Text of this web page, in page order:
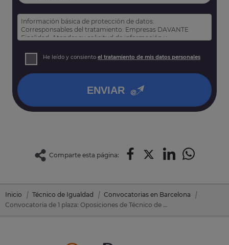
Información básica de protección de datos:
Corresponsables del tratamiento: Empresas DAVANTE
Finalidad: Atender su solicitud de información y
Derechos: Puede acceder, rectificar y suprimir sus datos,
así como otros derechos tal y como se explica en nuestra
He leído y consiento el tratamiento de mis datos personales
ENVIAR
Comparte esta página:
Inicio Técnico de Igualdad
Convocatorias en Barcelona
Convocatoria de 1 plaza: Oposiciones de Técnico de Igualdad en Premia De Mar (Barcelona)